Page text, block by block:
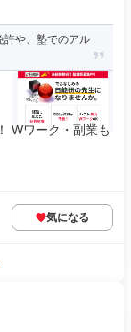
許や、塾でのアル
Wワーク・副業も
気になる